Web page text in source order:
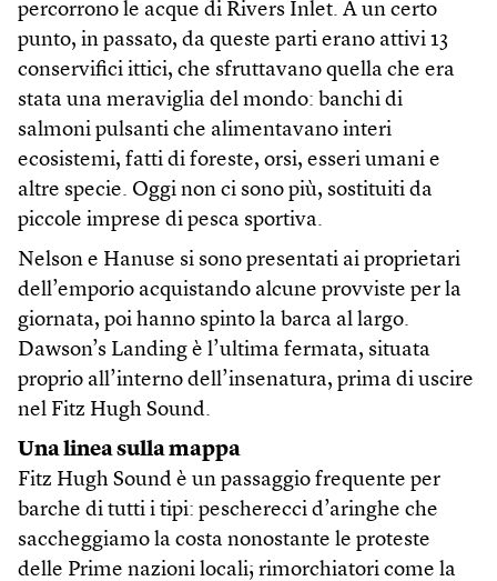
percorrono le acque di Rivers Inlet. A un certo
punto, in passato, da queste parti erano attivi 13
conservifici ittici, che sfruttavano quella che era
stata una meraviglia del mondo: banchi di
salmoni pulsanti che alimentavano interi
ecosistemi, fatti di foreste, orsi, esseri umani e
altre specie. Oggi non ci sono più, sostituiti da
piccole imprese di pesca sportiva.
Nelson e Hanuse si sono presentati ai proprietari
dell’emporio acquistando alcune provviste per la
giornata, poi hanno spinto la barca al largo.
Dawson’s Landing è l’ultima fermata, situata
proprio all’interno dell’insenatura, prima di uscire
nel Fitz Hugh Sound.
Una linea sulla mappa
Fitz Hugh Sound è un passaggio frequente per
barche di tutti i tipi: pescherecci d’aringhe che
saccheggiamo la costa nonostante le proteste
delle Prime nazioni locali; rimorchiatori come la